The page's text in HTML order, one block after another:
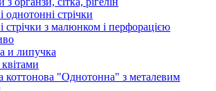
однотонні стрічки
стрічки з малюнком і перфорацією
и липучка
коттонова "Однотонна" з металевим